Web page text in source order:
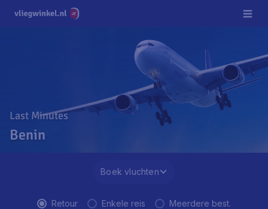
Last Minutes
Benin
Boek vluchten
Retour Enkele reis Meerdere best.